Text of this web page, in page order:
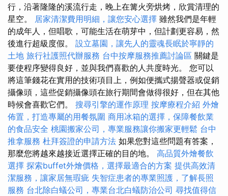
行，沿著隆隆的溪流行走，晚上在篝火旁烘烤，欣賞清理的
星空。 居家清潔費用明細，讓您安心選擇 雖然我們是年輕
的成年人，但唱歌，可能生活在萌芽中，但計劃更容易，然
後進行超級度假。 設立墓園，讓先人的靈魂長眠於寧靜的
土地 旅行社護照代辦服務 台中按摩服務推薦討論區 關鍵是
要使程序變得良好，並與我們喜歡的人共度時光。 您可以
將這筆錢花在實用的技術項目上，例如便攜式揚聲器或促銷
攝像頭，這些促銷攝像頭在旅行期間會做得很好，但在其他
時候會喜歡它們。 搜尋引擎的運作原理 按摩療程介紹 外燴
佈置，打造專屬的用餐氛圍 商用冰箱的選擇，保障餐飲業
的食品安全 桃園搬家公司，專業服務讓你搬家更輕鬆 台中
推拿服務 杜拜簽證的申請方法 如果您對這些問題有答案，
那麼您將越來越接近選擇正確的目的地。 高品質外燴餐飲
選擇 探索buffet外燴價格，選擇最適合的方案 提供高效清
潔服務，讓家居無瑕疵 失智症患者的專業照護，了解長照
服務 台北除白蟻公司，專業台北白蟻防治公司 尋找值得信